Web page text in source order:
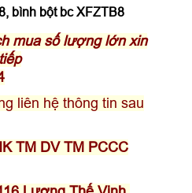
bình bột bc XFZTB8
mua số lượng lớn xin
liên hệ thông tin sau
TM DV TM PCCC